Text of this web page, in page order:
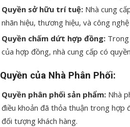
Quyền sở hữu trí tuệ: Nhà cung
nhãn hiệu, thương hiệu, và công
Quyền chấm dứt hợp đồng:
của hợp đồng, nhà cung cấp có
Quyền của Nhà Phân Phối:
Quyền phân phối sản phẩm: Nhà
điều khoản đã thỏa thuận trong hợp
đối tượng khách hàng.